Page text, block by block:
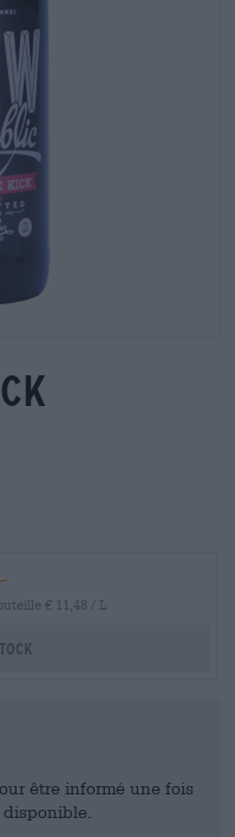
€ 11,48 / L
être informé une fois